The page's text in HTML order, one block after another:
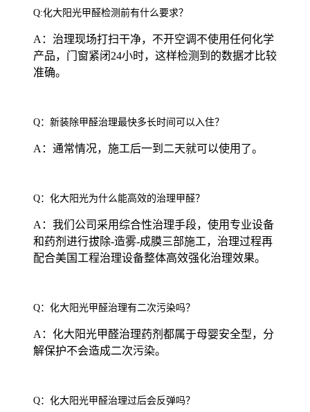
Q:化大阳光甲醛检测前有什么要求？
A：治理现场打扫干净，不开空调不使用任何化学
产品，门窗紧闭24小时，这样检测到的数据才比较
准确。
Q：新装除甲醛治理最快多长时间可以入住？
A：通常情况，施工后一到二天就可以使用了。
Q：化大阳光为什么能高效的治理甲醛？
A：我们公司采用综合性治理手段，使用专业设备
和药剂进行拔除-造雾-成膜三部施工，治理过程再
配合美国工程治理设备整体高效强化治理效果。
Q：化大阳光甲醛治理有二次污染吗？
A：化大阳光甲醛治理药剂都属于母婴安全型，分
解保护不会造成二次污染。
Q：化大阳光甲醛治理过后会反弹吗？